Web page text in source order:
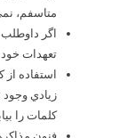
متاسفم،
اگر داوطلب
تعهدات خود
استفاده از
زيادي وجود
کلمات را
فنون